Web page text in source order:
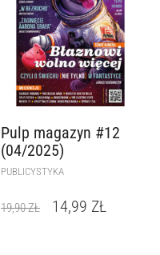
Pulp magazyn #12
(04/2025)
PUBLICYSTYKA
19,90ZŁ 14,99 ZŁ